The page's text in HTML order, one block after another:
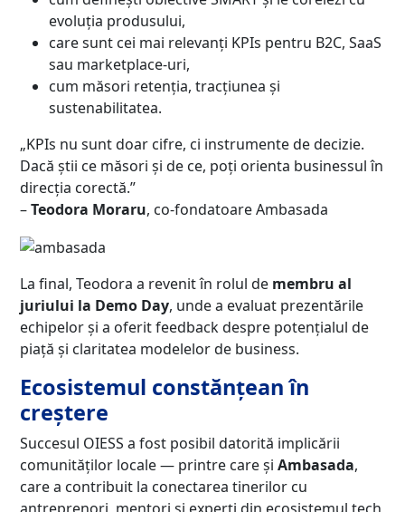
evoluția produsului,
care sunt cei mai relevanți KPIs pentru B2C, SaaS
sau marketplace-uri,
cum măsori retenția, tracțiunea și
sustenabilitatea.
„KPIs nu sunt doar cifre, ci instrumente de decizie.
Dacă știi ce măsori și de ce, poți orienta businessul în
direcția corectă.”
–Teodora Moraru, co-fondatoare Ambasada
La final, Teodora a revenit în rolul de membru al
juriului la Demo Day, unde a evaluat prezentările
echipelor și a oferit feedback despre potențialul de
piață și claritatea modelelor de business.
Ecosistemul constănțean în
creștere
Succesul OIESS a fost posibil datorită implicării
comunităților locale — printre care și Ambasada,
care a contribuit la conectarea tinerilor cu